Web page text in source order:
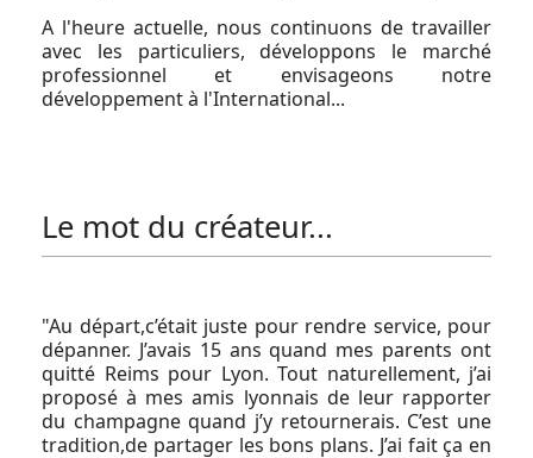
A l'heure actuelle, nous continuons de travailler
avec les particuliers, développons le marché
professionnel et envisageons notre
développement à l'International...
Le mot du créateur...
"Au départ,c’était juste pour rendre service, pour
dépanner. J’avais 15 ans quand mes parents ont
quitté Reims pour Lyon. Tout naturellement, j’ai
proposé à mes amis lyonnais de leur rapporter
du champagne quand j’y retournerais. C’est une
tradition,de partager les bons plans. J’ai fait ça en